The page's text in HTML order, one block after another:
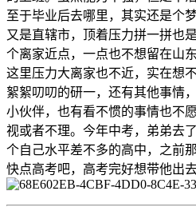
至于毕业后去哪里，其实还是个
又是直辖市，顶着压力拼一拼也
个离家近点，一点也不想留在山
这里压力大离家也不近，实在想
絮絮叨叨的研一，还有其他事情
小伙伴，也有看不惯的事情也不
视或者不理。今年中考，弟弟去
个自己水平差不多的高中，之前
快点高考吧，高考完好想带他出去